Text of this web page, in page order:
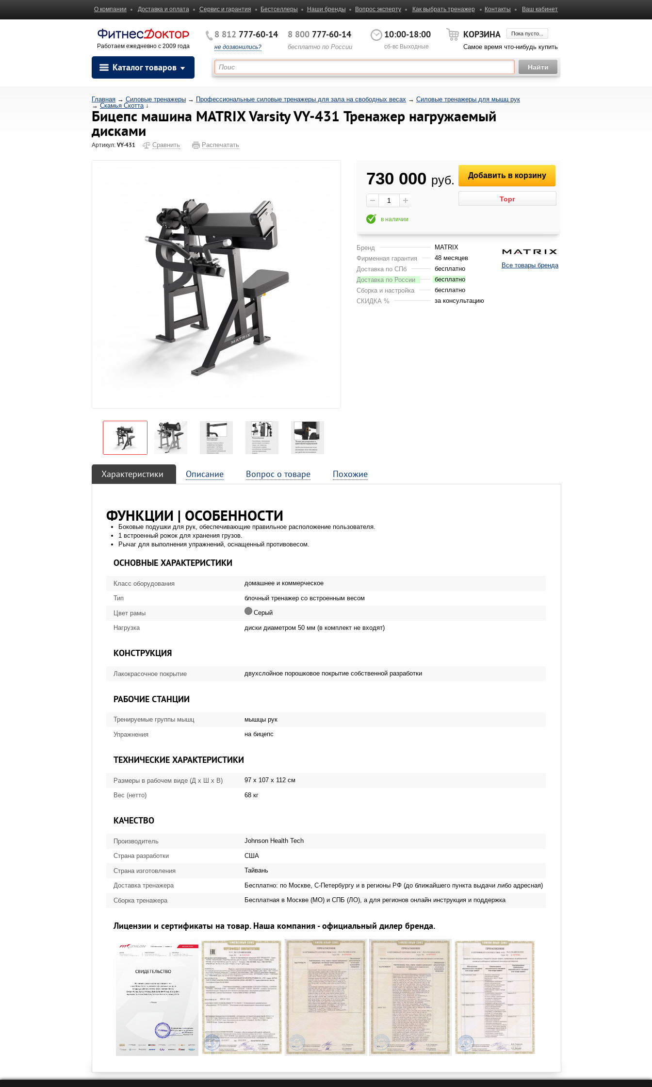
О компании Доставка и оплата Сервис и гарантия Бестселлеры Наши бренды Вопрос эксперту Как выбрать тренажер Контакты Ваш кабинет
Работаем ежедневно с 2009 года
8 812 777-60-14
не дозвонились?
8 800 777-60-14
бесплатно по России
10:00-18:00
сб-вс Выходные
КОРЗИНА Пока пусто...
Самое время что-нибудь купить
Каталог товаров
Главная → Силовые тренажеры → Профессиональные силовые тренажеры для зала на свободных весах → Силовые тренажеры для мышц рук
→ Скамья Скотта ↓
Бицепс машина MATRIX Varsity VY-431 Тренажер нагружаемый
дисками
Артикул: VY-431 Сравнить Распечатать
730 000 руб.
в наличии
Добавить в корзину
Торг
Бренд
MATRIX
Фирменная гарантия
48 месяцев
Доставка по СПб
бесплатно
Доставка по России
бесплатно
Сборка и настройка
бесплатно
СКИДКА %
за консультацию
Все товары бренда
Характеристики Описание Вопрос о товаре Похожие
ФУНКЦИИ | ОСОБЕННОСТИ
Боковые подушки для рук, обеспечивающие правильное расположение пользователя.
1 встроенный рожок для хранения грузов.
Рычаг для выполнения упражнений, оснащенный противовесом.
ОСНОВНЫЕ ХАРАКТЕРИСТИКИ
Класс оборудования домашнее и коммерческое
Тип блочный тренажер со встроенным весом
Цвет рамы Серый
Нагрузка диски диаметром 50 мм (в комплект не входят)
КОНСТРУКЦИЯ
Лакокрасочное покрытие двухслойное порошковое покрытие собственной разработки
РАБОЧИЕ СТАНЦИИ
Тренируемые группы мышц мышцы рук
Упражнения на бицепс
ТЕХНИЧЕСКИЕ ХАРАКТЕРИСТИКИ
Размеры в рабочем виде (Д х Ш х В) 97 x 107 x 112 см
Вес (нетто) 68 кг
КАЧЕСТВО
Производитель Johnson Health Tech
Страна разработки США
Страна изготовления Тайвань
Доставка тренажера Бесплатно: по Москве, С-Петербургу и в регионы РФ (до ближайшего пункта выдачи либо адресная)
Сборка тренажера Бесплатная в Москве (МО) и СПБ (ЛО), а для регионов онлайн инструкция и поддержка
Лицензии и сертификаты на товар. Наша компания - официальный дилер бренда.